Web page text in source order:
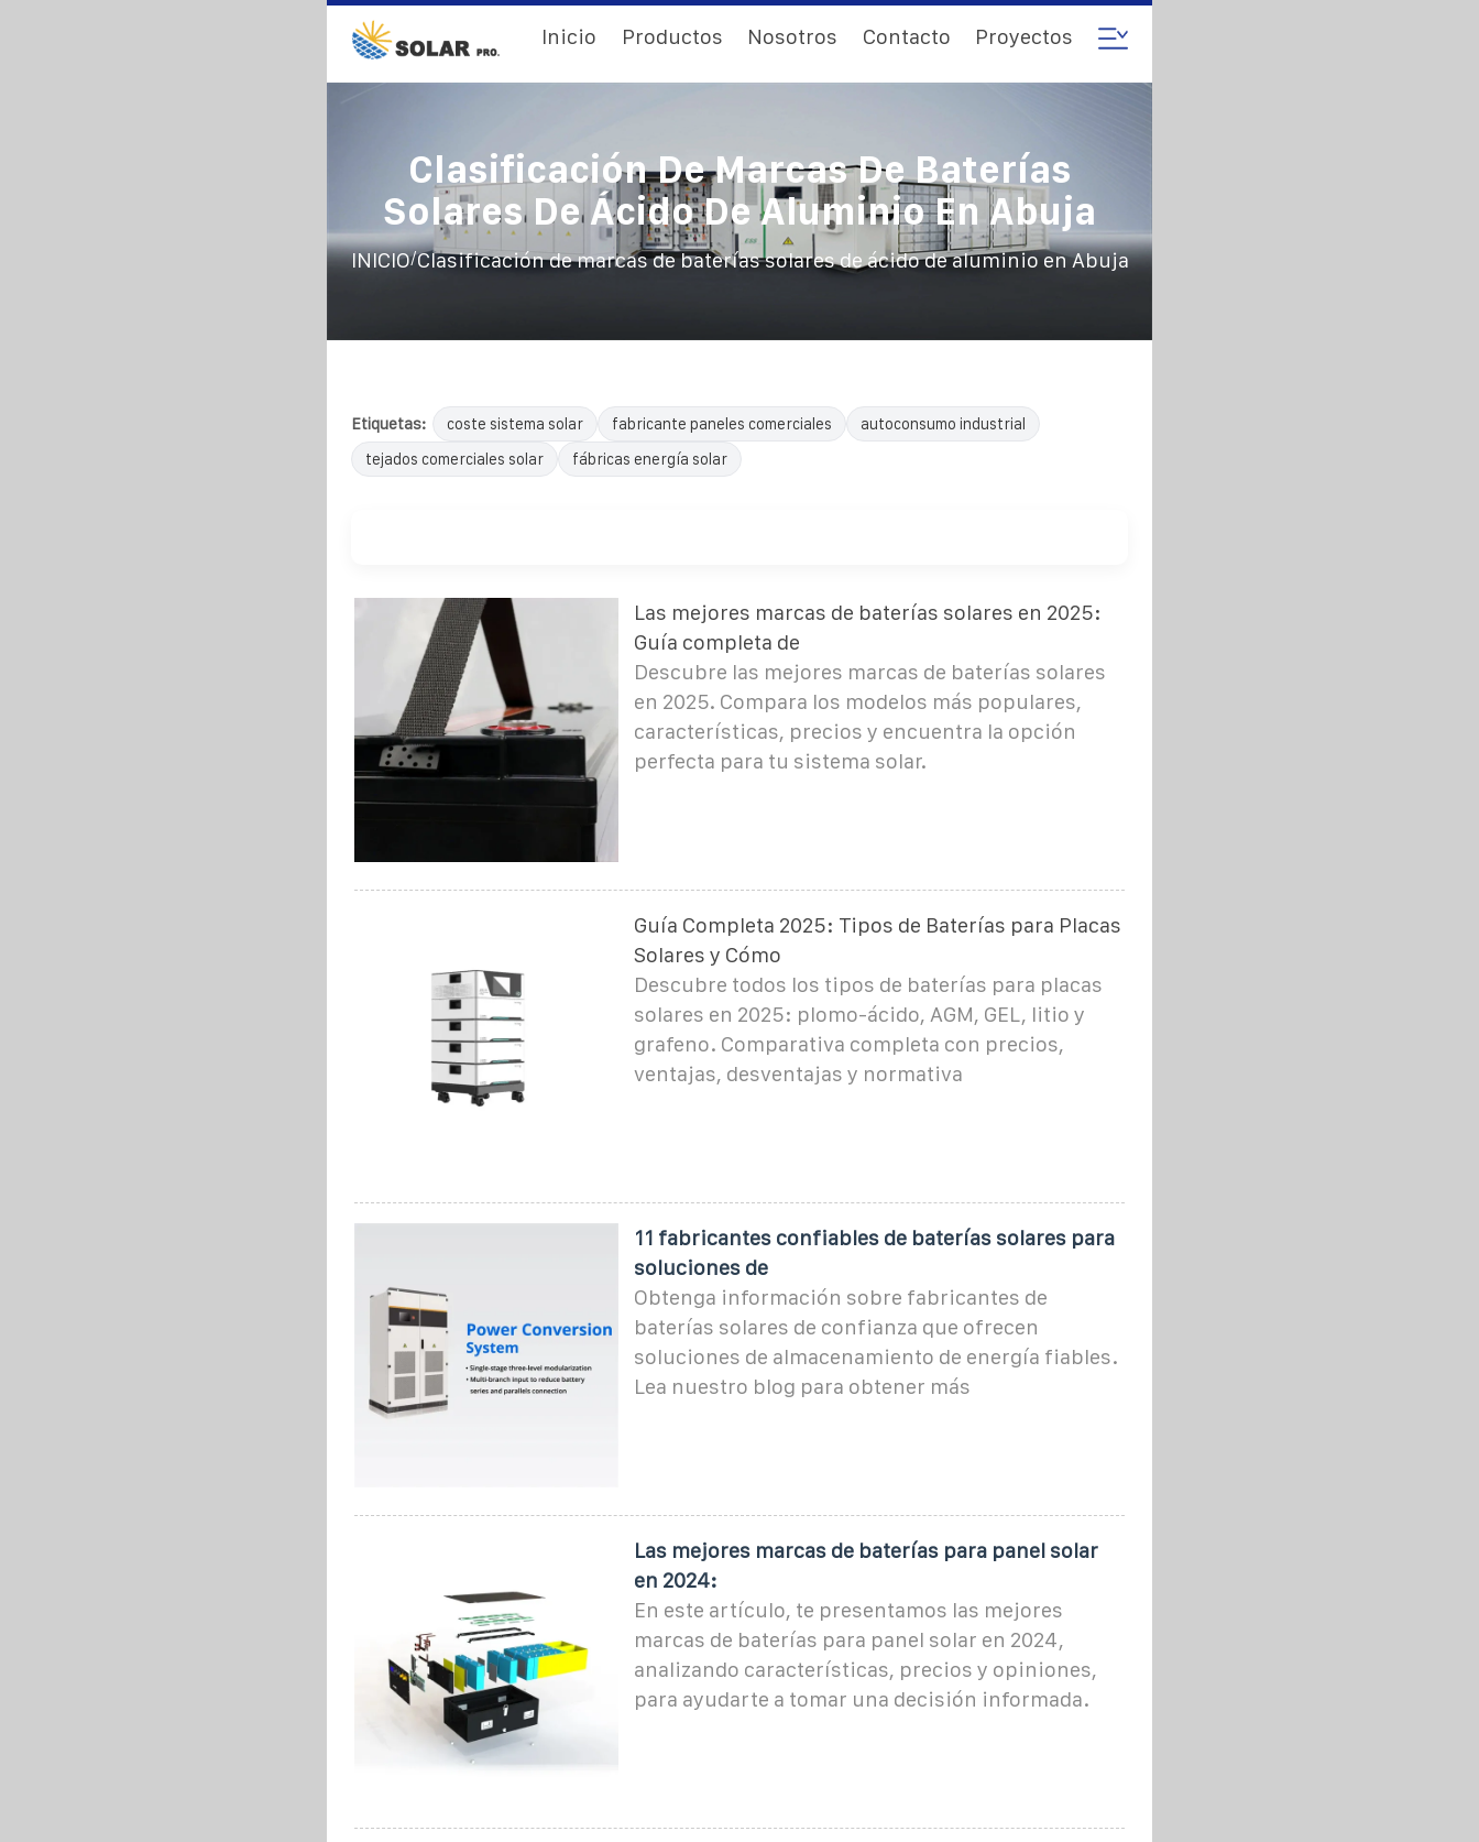
Inicio Productos Nosotros Contacto Proyectos
Clasificación De Marcas De Baterías
Solares De Ácido De Aluminio En Abuja
INICIO/Clasificación de marcas de baterías solares de ácido de aluminio en Abuja
Etiquetas: coste sistema solar fabricante paneles comerciales
autoconsumo industrial
tejados comerciales solar
fábricas energía solar
Las mejores marcas de baterías solares en 2025:
Guía completa de
Descubre las mejores marcas de baterías solares
en 2025. Compara los modelos más populares,
características, precios y encuentra la opción
perfecta para tu sistema solar.
Guía Completa 2025: Tipos de Baterías para Placas
Solares y Cómo
Descubre todos los tipos de baterías para placas
solares en 2025: plomo-ácido, AGM, GEL, litio y
grafeno. Comparativa completa con precios,
ventajas, desventajas y normativa
11 fabricantes confiables de baterías solares para
soluciones de
Obtenga información sobre fabricantes de
baterías solares de confianza que ofrecen
soluciones de almacenamiento de energía fiables.
Lea nuestro blog para obtener más
Las mejores marcas de baterías para panel solar
en 2024:
En este artículo, te presentamos las mejores
marcas de baterías para panel solar en 2024,
analizando características, precios y opiniones,
para ayudarte a tomar una decisión informada.